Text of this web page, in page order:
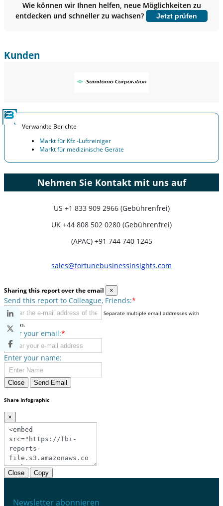
Jetzt anpassen
Wie können wir Ihnen helfen, neue Möglichkeiten zu
entdecken und schneller zu wachsen?
Jetzt prüfen
Kunden
Verwandte Berichte
Markt für Kfz -Luftreiniger
Markt für medizinische Geräte
Nehmen Sie Kontakt mit uns auf
US +1 833 909 2966 (Gebührenfrei)
UK +44 808 502 0280 (Gebührenfrei)
(APAC) +91 744 740 1245
sales@fortunebusinessinsights.com
Sharing this report over the email ×
Send this report to Colleague, Friends:*
Separate multiple email addresses with
commas.
Enter your email:*
Enter your name:
Close Send Email
Share Infographic
×
Close Copy
Newsletter abonnieren